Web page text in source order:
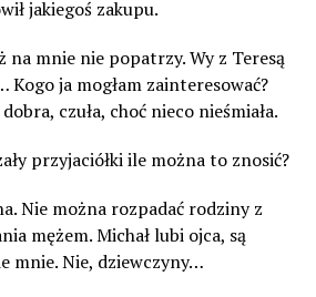
jakiegoś zakupu.
na mnie nie popatrzy. Wy z Teresą
Kogo ja mogłam zainteresować?
czuła, choć nieco nieśmiała.
przyjaciółki ile można to znosić?
Nie można rozpadać rodziny z
mężem. Michał lubi ojca, są
mnie. Nie, dziewczyny…